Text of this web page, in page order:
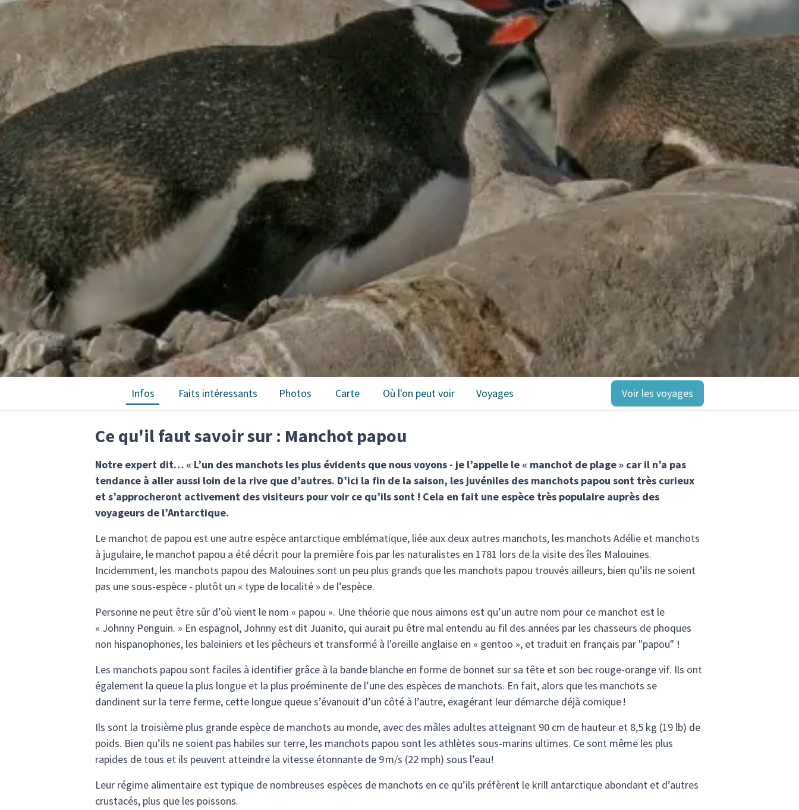
Infos Faits intéressants Photos Carte Où l'on peut voir Voyages Voir les voyages
Ce qu'il faut savoir sur : Manchot papou
Notre expert dit… « L’un des manchots les plus évidents que nous voyons - je l’appelle le « manchot de plage » car il n’a pas
tendance à aller aussi loin de la rive que d’autres. D’ici la fin de la saison, les juvéniles des manchots papou sont très curieux
et s’approcheront activement des visiteurs pour voir ce qu’ils sont ! Cela en fait une espèce très populaire auprès des
voyageurs de l’Antarctique.
Le manchot de papou est une autre espèce antarctique emblématique, liée aux deux autres manchots, les manchots Adélie et manchots
à jugulaire, le manchot papou a été décrit pour la première fois par les naturalistes en 1781 lors de la visite des îles Malouines.
Incidemment, les manchots papou des Malouines sont un peu plus grands que les manchots papou trouvés ailleurs, bien qu’ils ne soient
pas une sous-espèce - plutôt un « type de localité » de l’espèce.
Personne ne peut être sûr d’où vient le nom « papou ». Une théorie que nous aimons est qu’un autre nom pour ce manchot est le
« Johnny Penguin. » En espagnol, Johnny est dit Juanito, qui aurait pu être mal entendu au fil des années par les chasseurs de phoques
non hispanophones, les baleiniers et les pêcheurs et transformé à l'oreille anglaise en « gentoo », et traduit en français par "papou" !
Les manchots papou sont faciles à identifier grâce à la bande blanche en forme de bonnet sur sa tête et son bec rouge-orange vif. Ils ont
également la queue la plus longue et la plus proéminente de l’une des espèces de manchots. En fait, alors que les manchots se
dandinent sur la terre ferme, cette longue queue s’évanouit d’un côté à l’autre, exagérant leur démarche déjà comique !
Ils sont la troisième plus grande espèce de manchots au monde, avec des mâles adultes atteignant 90 cm de hauteur et 8,5 kg (19 lb) de
poids. Bien qu’ils ne soient pas habiles sur terre, les manchots papou sont les athlètes sous-marins ultimes. Ce sont même les plus
rapides de tous et ils peuvent atteindre la vitesse étonnante de 9 m/s (22 mph) sous l’eau!
Leur régime alimentaire est typique de nombreuses espèces de manchots en ce qu’ils préfèrent le krill antarctique abondant et d’autres
crustacés, plus que les poissons.